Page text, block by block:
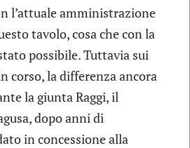
l’attuale amministrazione
tavolo, cosa che con la
possibile. Tuttavia sui
corso, la differenza ancora
la giunta Raggi, il
dopo anni di
in concessione alla